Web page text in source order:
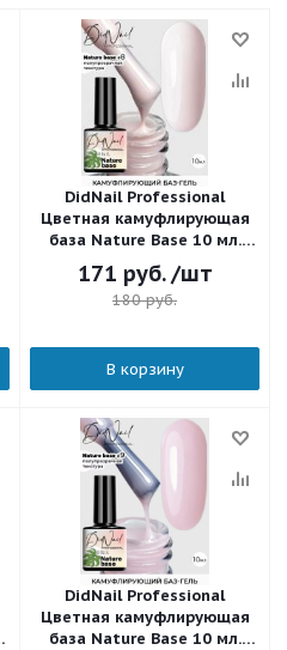
DidNail Professional
Цветная камуфлирующая
база Nature Base 10 мл.
NB#8
171 руб. /шт
180руб.
В корзину
DidNail Professional
Цветная камуфлирующая
база Nature Base 10 мл.